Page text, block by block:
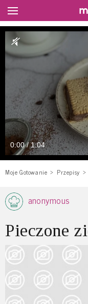
0:00 / 1:04
Moje Gotowanie Przepisy
anonymous
Pieczone